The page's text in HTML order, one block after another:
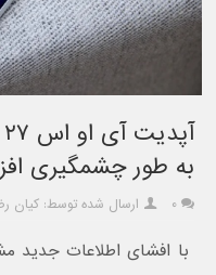
به طور چشمگیری
۰ ارسال شده توسط: کیان